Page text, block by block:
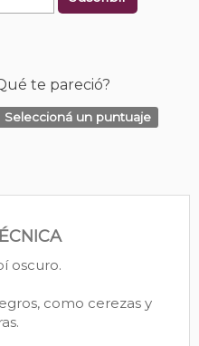
te pareció?
Seleccioná un puntuaje
oscuro.
como cerezas y